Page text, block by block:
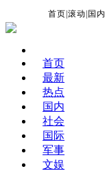
首页 |滚动 国内
首页
最新
热点
国内
社会
国际
军事
文娱